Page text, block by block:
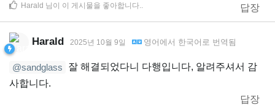
답장
Harald 님이 이 게시물을 좋아합니다.
Harald 2025년 10월 9일 영어 에서 한국어 로 번역됨
@sandglass
잘 해결되었다니 다행입니다, 알려주셔서 감
사합니다.
답장